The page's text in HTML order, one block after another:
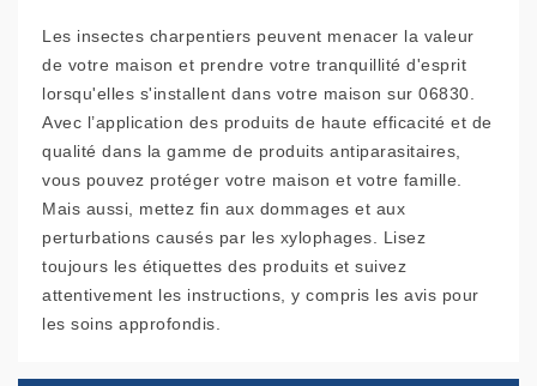
Les insectes charpentiers peuvent menacer la valeur
de votre maison et prendre votre tranquillité d'esprit
lorsqu'elles s'installent dans votre maison sur 06830.
Avec l’application des produits de haute efficacité et de
qualité dans la gamme de produits antiparasitaires,
vous pouvez protéger votre maison et votre famille.
Mais aussi, mettez fin aux dommages et aux
perturbations causés par les xylophages. Lisez
toujours les étiquettes des produits et suivez
attentivement les instructions, y compris les avis pour
les soins approfondis.